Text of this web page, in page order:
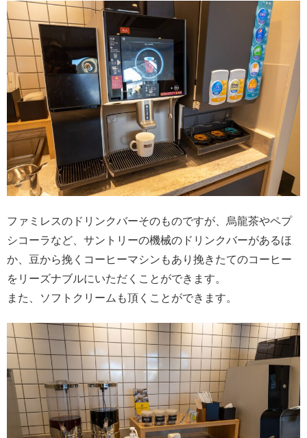
ファミレスのドリンクバーそのものですが、烏龍茶やペプ
シコーラなど、サントリーの機械のドリンクバーがあるほ
か、豆から挽くコーヒーマシンもあり挽きたてのコーヒー
をリーズナブルにいただくことができます。
また、ソフトクリームも頂くことができます。